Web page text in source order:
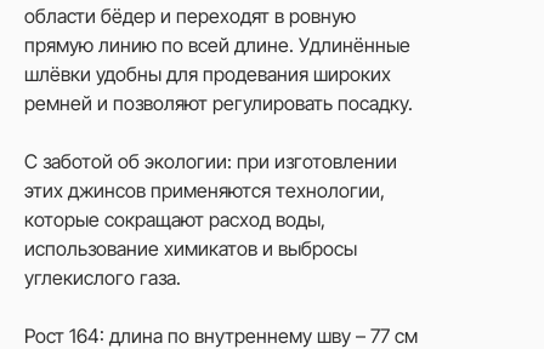
области бёдер и переходят в ровную
прямую линию по всей длине. Удлинённые
шлёвки удобны для продевания широких
ремней и позволяют регулировать посадку.
С заботой об экологии: при изготовлении
этих джинсов применяются технологии,
которые сокращают расход воды,
использование химикатов и выбросы
углекислого газа.
Рост 164: длина по внутреннему шву – 77 см